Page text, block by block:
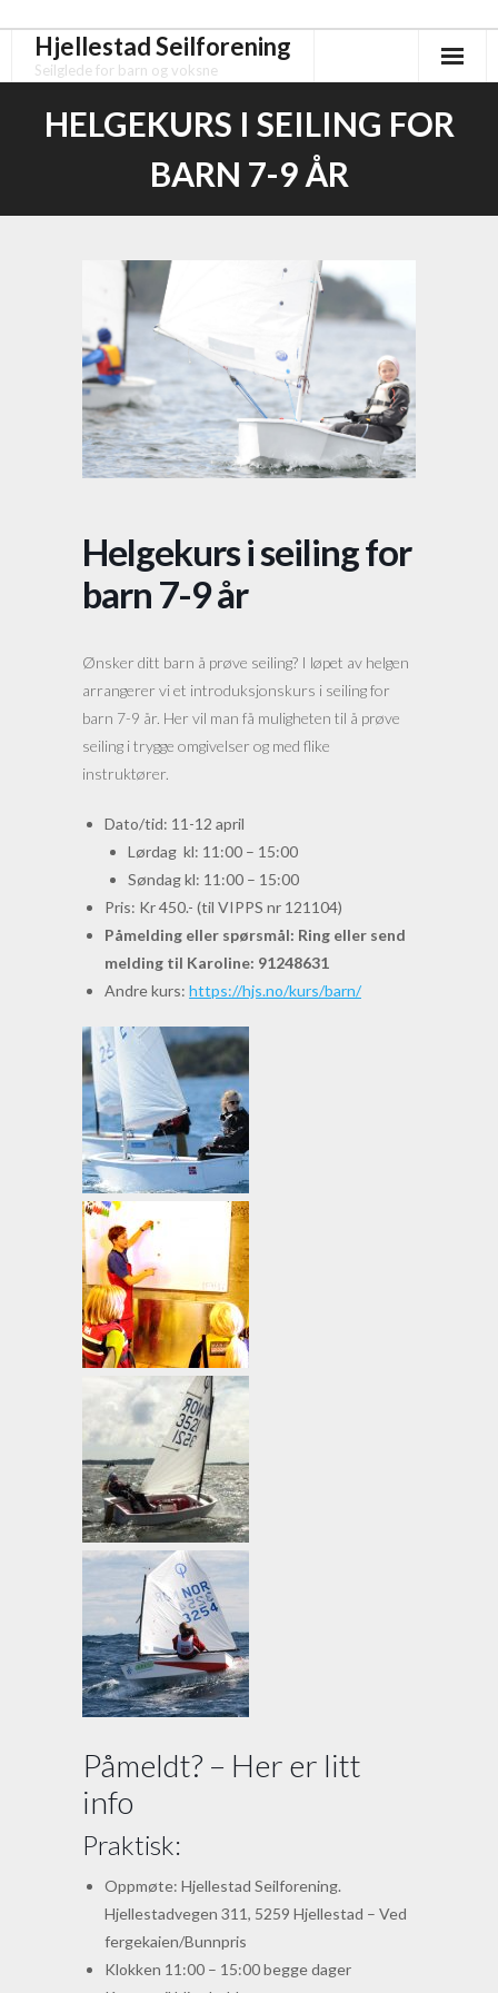
Hjellestad Seilforening
Seilglede for barn og voksne
HELGEKURS I SEILING FOR
BARN 7-9 ÅR
Helgekurs i seiling for
barn 7-9 år
Ønsker ditt barn å prøve seiling? I løpet av helgen
arrangerer vi et introduksjonskurs i seiling for
barn 7-9 år. Her vil man få muligheten til å prøve
seiling i trygge omgivelser og med flike
instruktører.
Dato/tid: 11-12 april
Lørdag kl: 11:00 – 15:00
Søndag kl: 11:00 – 15:00
Pris: Kr 450.- (til VIPPS nr 121104)
Påmelding eller spørsmål: Ring eller send
melding til Karoline: 91248631
Andre kurs: https://hjs.no/kurs/barn/
Påmeldt? – Her er litt
info
Praktisk:
Oppmøte: Hjellestad Seilforening.
Hjellestadvegen 311, 5259 Hjellestad – Ved
fergekaien/Bunnpris
Klokken 11:00 – 15:00 begge dager